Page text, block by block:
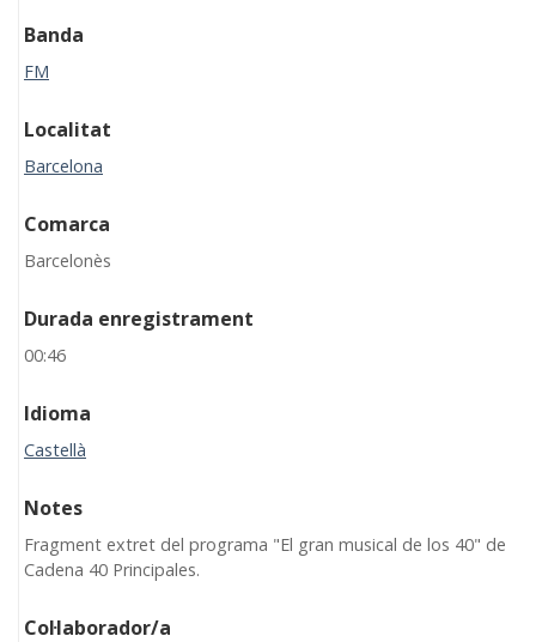
Banda
FM
Localitat
Barcelona
Comarca
Barcelonès
Durada enregistrament
00:46
Idioma
Castellà
Notes
Fragment extret del programa "El gran musical de los 40" de
Cadena 40 Principales.
Col·laborador/a